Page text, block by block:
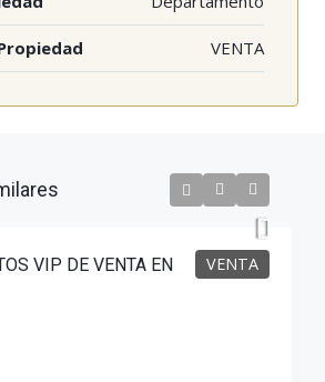
VENTA
VENTA
VIP DE VENTA EN